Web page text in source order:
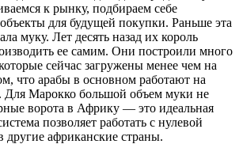
к рынку, подбираем себе
для будущей покупки. Раньше эта
муку. Лет десять назад их король
ее самим. Они построили много
сейчас загружены менее чем на
что арабы в основном работают на
Для Марокко большой объем муки не
ворота в Африку — это идеальная
позволяет работать с нулевой
африканские страны.